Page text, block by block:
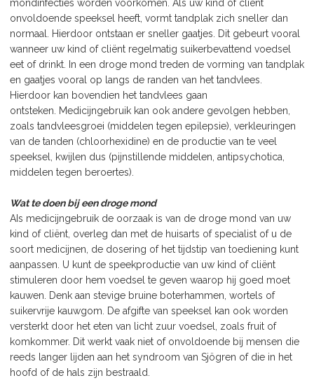
mondinfecties worden voorkomen. Als uw kind of cliënt
onvoldoende speeksel heeft, vormt tandplak zich sneller dan
normaal. Hierdoor ontstaan er sneller gaatjes. Dit gebeurt vooral
wanneer uw kind of cliënt regelmatig suikerbevattend voedsel
eet of drinkt. In een droge mond treden de vorming van tandplak
en gaatjes vooral op langs de randen van het tandvlees.
Hierdoor kan bovendien het tandvlees gaan
ontsteken. Medicijngebruik kan ook andere gevolgen hebben,
zoals tandvleesgroei (middelen tegen epilepsie), verkleuringen
van de tanden (chloorhexidine) en de productie van te veel
speeksel, kwijlen dus (pijnstillende middelen, antipsychotica,
middelen tegen beroertes).
Wat te doen bij een droge mond
AIs medicijngebruik de oorzaak is van de droge mond van uw
kind of cliënt, overleg dan met de huisarts of specialist of u de
soort medicijnen, de dosering of het tijdstip van toediening kunt
aanpassen. U kunt de speekproductie van uw kind of cliënt
stimuleren door hem voedsel te geven waarop hij goed moet
kauwen. Denk aan stevige bruine boterhammen, wortels of
suikervrije kauwgom. De afgifte van speeksel kan ook worden
versterkt door het eten van licht zuur voedsel, zoals fruit of
komkommer. Dit werkt vaak niet of onvoldoende bij mensen die
reeds langer lijden aan het syndroom van Sjögren of die in het
hoofd of de hals zijn bestraald.